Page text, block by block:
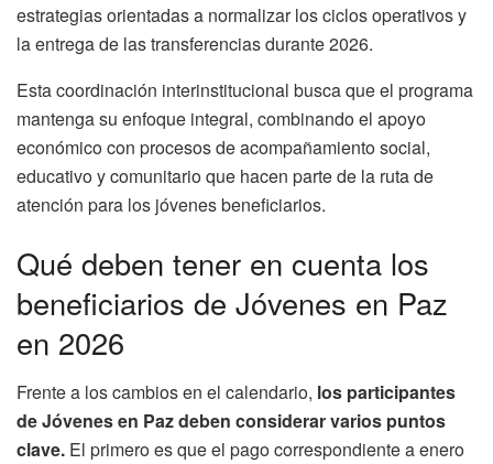
estrategias orientadas a normalizar los ciclos operativos y
la entrega de las transferencias durante 2026.
Esta coordinación interinstitucional busca que el programa
mantenga su enfoque integral, combinando el apoyo
económico con procesos de acompañamiento social,
educativo y comunitario que hacen parte de la ruta de
atención para los jóvenes beneficiarios.
Qué deben tener en cuenta los
beneficiarios de Jóvenes en Paz
en 2026
Frente a los cambios en el calendario, los participantes
de Jóvenes en Paz deben considerar varios puntos
clave. El primero es que el pago correspondiente a enero